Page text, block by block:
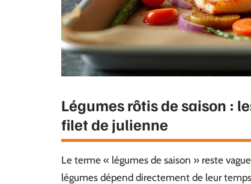
Légumes rôtis de saison :
filet de julienne
Le terme « légumes de saison » reste
légumes dépend directement de leur